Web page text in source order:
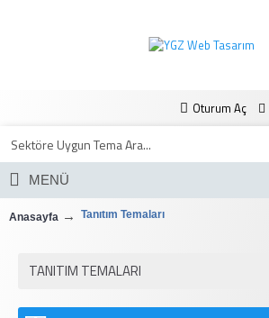
Oturum Aç
MENÜ
Anasayfa Tanıtım Temaları
TANITIM TEMALARI